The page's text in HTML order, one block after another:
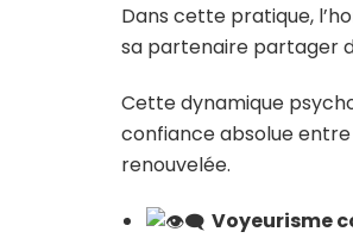
Dans cette pratique,
sa partenaire partager
Cette dynamique
confiance absolue
renouvelée.
Voyeurisme